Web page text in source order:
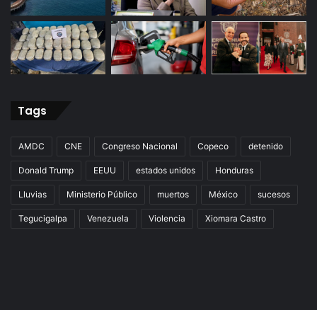
Tags
AMDC CNE Congreso Nacional Copeco detenido
Donald Trump EEUU estados unidos Honduras
Lluvias Ministerio Público muertos México sucesos
Tegucigalpa Venezuela Violencia Xiomara Castro